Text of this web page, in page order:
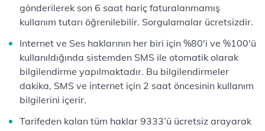
gönderilerek son 6 saat hariç faturalanmamış
kullanım tutarı öğrenilebilir. Sorgulamalar ücretsizdir.
Internet ve Ses haklarının her biri için %80'i ve %100'ü
kullanıldığında sistemden SMS ile otomatik olarak
bilgilendirme yapılmaktadır. Bu bilgilendirmeler
dakika, SMS ve internet için 2 saat öncesinin kullanım
bilgilerini içerir.
Tarifeden kalan tüm haklar 9333’ü ücretsiz arayarak